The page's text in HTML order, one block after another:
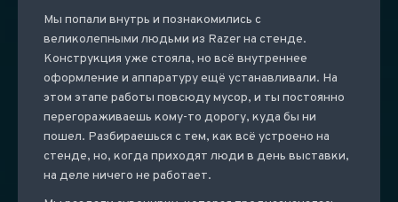
Мы попали внутрь и познакомились с
великолепными людьми из Razer на стенде.
Конструкция уже стояла, но всё внутреннее
оформление и аппаратуру ещё устанавливали. На
этом этапе работы повсюду мусор, и ты постоянно
перегораживаешь кому-то дорогу, куда бы ни
пошел. Разбираешься с тем, как всё устроено на
стенде, но, когда приходят люди в день выставки,
на деле ничего не работает.